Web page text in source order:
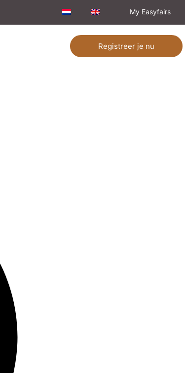
My Easyfairs
Registreer je nu